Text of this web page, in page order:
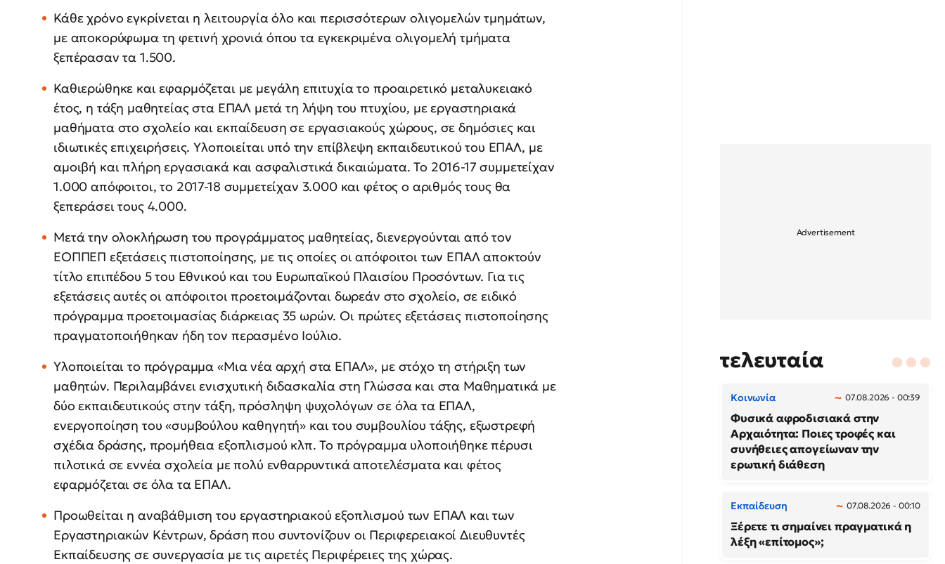
Κάθε χρόνο εγκρίνεται η λειτουργία όλο και περισσότερων ολιγομελών τμημάτων,
με αποκορύφωμα τη φετινή χρονιά όπου τα εγκεκριμένα ολιγομελή τμήματα
ξεπέρασαν τα 1.500.
Καθιερώθηκε και εφαρμόζεται με μεγάλη επιτυχία το προαιρετικό μεταλυκειακό
έτος, η τάξη μαθητείας στα ΕΠΑΛ μετά τη λήψη του πτυχίου, με εργαστηριακά
μαθήματα στο σχολείο και εκπαίδευση σε εργασιακούς χώρους, σε δημόσιες και
ιδιωτικές επιχειρήσεις. Υλοποιείται υπό την επίβλεψη εκπαιδευτικού του ΕΠΑΛ, με
αμοιβή και πλήρη εργασιακά και ασφαλιστικά δικαιώματα. Το 2016-17 συμμετείχαν
1.000 απόφοιτοι, το 2017-18 συμμετείχαν 3.000 και φέτος ο αριθμός τους θα
ξεπεράσει τους 4.000.
Μετά την ολοκλήρωση του προγράμματος μαθητείας, διενεργούνται από τον
ΕΟΠΠΕΠ εξετάσεις πιστοποίησης, με τις οποίες οι απόφοιτοι των ΕΠΑΛ αποκτούν
τίτλο επιπέδου 5 του Εθνικού και του Ευρωπαϊκού Πλαισίου Προσόντων. Για τις
εξετάσεις αυτές οι απόφοιτοι προετοιμάζονται δωρεάν στο σχολείο, σε ειδικό
πρόγραμμα προετοιμασίας διάρκειας 35 ωρών. Οι πρώτες εξετάσεις πιστοποίησης
πραγματοποιήθηκαν ήδη τον περασμένο Ιούλιο.
Υλοποιείται το πρόγραμμα «Μια νέα αρχή στα ΕΠΑΛ», με στόχο τη στήριξη των
μαθητών. Περιλαμβάνει ενισχυτική διδασκαλία στη Γλώσσα και στα Μαθηματικά με
δύο εκπαιδευτικούς στην τάξη, πρόσληψη ψυχολόγων σε όλα τα ΕΠΑΛ,
ενεργοποίηση του «συμβούλου καθηγητή» και του συμβουλίου τάξης, εξωστρεφή
σχέδια δράσης, προμήθεια εξοπλισμού κλπ. Το πρόγραμμα υλοποιήθηκε πέρυσι
πιλοτικά σε εννέα σχολεία με πολύ ενθαρρυντικά αποτελέσματα και φέτος
εφαρμόζεται σε όλα τα ΕΠΑΛ.
Προωθείται η αναβάθμιση του εργαστηριακού εξοπλισμού των ΕΠΑΛ και των
Εργαστηριακών Κέντρων, δράση που συντονίζουν οι Περιφερειακοί Διευθυντές
Εκπαίδευσης σε συνεργασία με τις αιρετές Περιφέρειες της χώρας.
τελευταία
Κοινωνία 07.08.2026 - 00:39
Φυσικά αφροδισιακά στην
Αρχαιότητα: Ποιες τροφές και
συνήθειες απογείωναν την
ερωτική διάθεση
Εκπαίδευση 07.08.2026 - 00:10
Ξέρετε τι σημαίνει πραγματικά η
λέξη «επίτομος»;